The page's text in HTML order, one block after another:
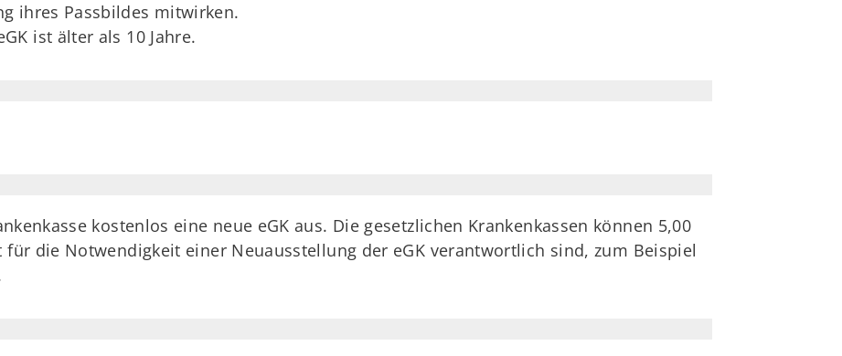
ihres Passbildes mitwirken.
ist älter als 10 Jahre.
kostenlos eine neue eGK aus. Die gesetzlichen Krankenkassen können 5,00
für die Notwendigkeit einer Neuausstellung der eGK verantwortlich sind, zum Beispiel